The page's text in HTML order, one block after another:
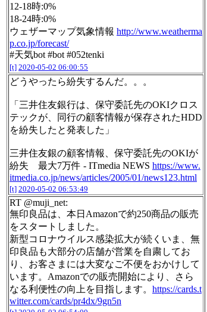
12-18時:0%
18-24時:0%
ウェザーマップ気象情報 http://www.weatherma
p.co.jp/forecast/
#天気bot #bot #052tenki
[t] 2020-05-02 06:00:55
どうやったら紛失するんだ。。。
「三井住友銀行は、保守委託先のOKIクロス
テックが、同行の顧客情報が保存されたHDD
を紛失したと発表した」
三井住友銀の顧客情報、保守委託先のOKIが
紛失 最大7万件 - ITmedia NEWS https://www.
itmedia.co.jp/news/articles/2005/01/news123.html
[t] 2020-05-02 06:53:49
RT @muji_net:
無印良品は、本日Amazonで約250商品の販売
をスタートしました。
新型コロナウイルス感染拡大が続くいま、無
印良品も大部分の店舗が営業を自粛してお
り、お客さまには大変なご不便をおかけして
います。Amazonでの販売開始により、さら
なる利便性の向上を目指します。 https://cards.t
witter.com/cards/pr4dx/9gn5n